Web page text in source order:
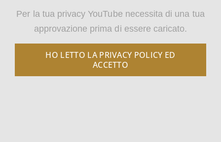
Per la tua privacy YouTube necessita di una tua
approvazione prima di essere caricato.
HO LETTO LA PRIVACY POLICY ED
ACCETTO